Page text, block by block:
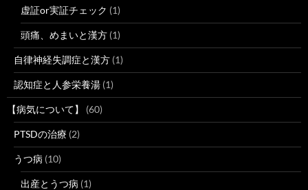
虚証or実証チェック (1)
頭痛、めまいと漢方 (1)
自律神経失調症と漢方 (1)
認知症と人参栄養湯 (1)
【病気について】 (60)
PTSDの治療 (2)
うつ病 (10)
出産とうつ病 (1)